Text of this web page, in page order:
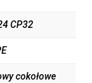
CP32
cokołowe